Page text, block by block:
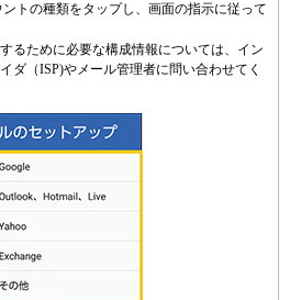
トの種類をタップし、画面の指示に従って
るために必要な構成情報については、イン
ダ（ISP)やメール管理者に問い合わせてく